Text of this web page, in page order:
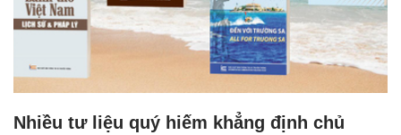
Nhiều tư liệu quý hiếm khẳng định chủ